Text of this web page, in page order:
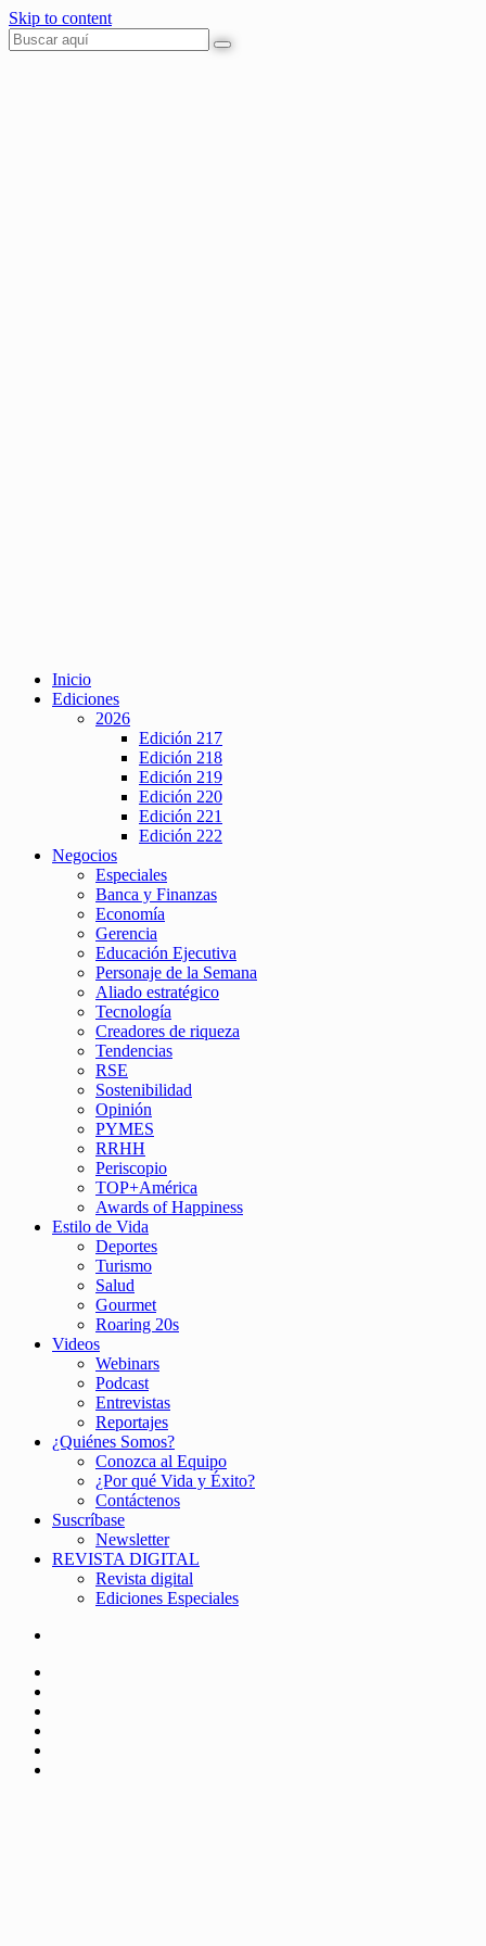
Skip to content
Inicio
Ediciones
2026
Edición 217
Edición 218
Edición 219
Edición 220
Edición 221
Edición 222
Negocios
Especiales
Banca y Finanzas
Economía
Gerencia
Educación Ejecutiva
Personaje de la Semana
Aliado estratégico
Tecnología
Creadores de riqueza
Tendencias
RSE
Sostenibilidad
Opinión
PYMES
RRHH
Periscopio
TOP+América
Awards of Happiness
Estilo de Vida
Deportes
Turismo
Salud
Gourmet
Roaring 20s
Videos
Webinars
Podcast
Entrevistas
Reportajes
¿Quiénes Somos?
Conozca al Equipo
¿Por qué Vida y Éxito?
Contáctenos
Suscríbase
Newsletter
REVISTA DIGITAL
Revista digital
Ediciones Especiales